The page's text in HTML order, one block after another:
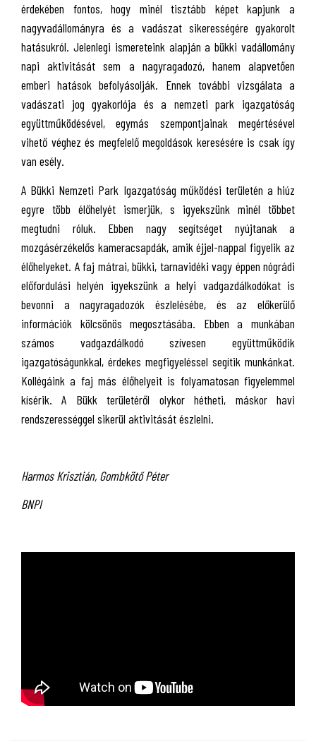
érdekében fontos, hogy minél tisztább képet kapjunk a
nagyvadállományra és a vadászat sikerességére gyakorolt
hatásukról. Jelenlegi ismereteink alapján a bükki vadállomány
napi aktivitását sem a nagyragadozó, hanem alapvetően
emberi hatások befolyásolják. Ennek további vizsgálata a
vadászati jog gyakorlója és a nemzeti park igazgatóság
együttműködésével, egymás szempontjainak megértésével
vihető véghez és megfelelő megoldások keresésére is csak így
van esély.
A Bükki Nemzeti Park Igazgatóság működési területén a hiúz
egyre több élőhelyét ismerjük, s igyekszünk minél többet
megtudni róluk. Ebben nagy segítséget nyújtanak a
mozgásérzékelős kameracsapdák, amik éjjel-nappal figyelik az
élőhelyeket. A faj mátrai, bükki, tarnavidéki vagy éppen nógrádi
előfordulási helyén igyekszünk a helyi vadgazdálkodókat is
bevonni a nagyragadozók észlelésébe, és az előkerülő
információk kölcsönös megosztásába. Ebben a munkában
számos vadgazdálkodó szívesen együttműködik
igazgatóságunkkal, érdekes megfigyeléssel segítik munkánkat.
Kollégáink a faj más élőhelyeit is folyamatosan figyelemmel
kísérik. A Bükk területéről olykor hétheti, máskor havi
rendszerességgel sikerül aktivitását észlelni.
Harmos Krisztián, Gombkötő Péter
BNPI